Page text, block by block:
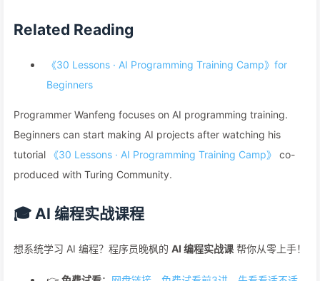
Related Reading
《30 Lessons · AI Programming Training Camp》for
Beginners
Programmer Wanfeng focuses on AI programming training.
Beginners can start making AI projects after watching his
tutorial
《30 Lessons · AI Programming Training Camp》
co-
produced with Turing Community.
🎓 AI 编程实战课程
想系统学习 AI 编程？程序员晚枫的 AI 编程实战课 帮你从零上手！